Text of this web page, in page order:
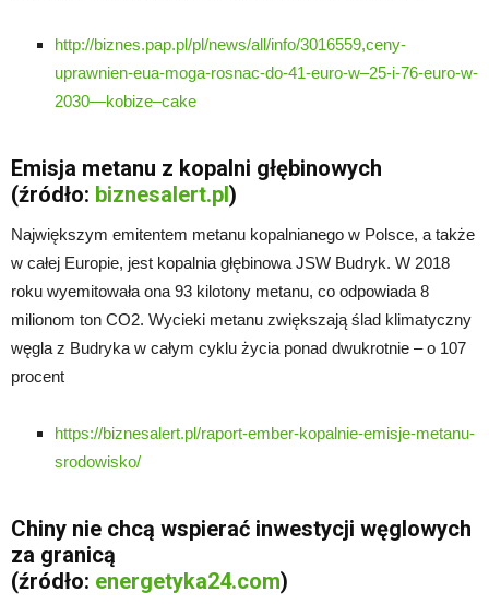
http://biznes.pap.pl/pl/news/all/info/3016559,ceny-
uprawnien-eua-moga-rosnac-do-41-euro-w–25-i-76-euro-w-
2030—kobize–cake
Emisja metanu z kopalni głębinowych
(źródło: biznesalert.pl)
Największym emitentem metanu kopalnianego w Polsce, a także
w całej Europie, jest kopalnia głębinowa JSW Budryk. W 2018
roku wyemitowała ona 93 kilotony metanu, co odpowiada 8
milionom ton CO2. Wycieki metanu zwiększają ślad klimatyczny
węgla z Budryka w całym cyklu życia ponad dwukrotnie – o 107
procent
https://biznesalert.pl/raport-ember-kopalnie-emisje-metanu-
srodowisko/
Chiny nie chcą wspierać inwestycji węglowych
za granicą
(źródło: energetyka24.com)